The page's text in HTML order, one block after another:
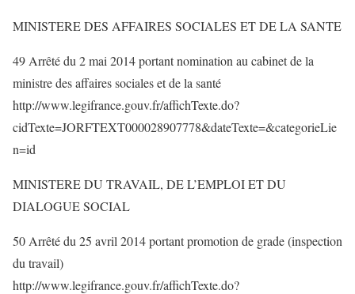
MINISTERE DES AFFAIRES SOCIALES ET DE LA SANTE
49 Arrêté du 2 mai 2014 portant nomination au cabinet de la
ministre des affaires sociales et de la santé
http://www.legifrance.gouv.fr/affichTexte.do?
cidTexte=JORFTEXT000028907778&dateTexte=&categorieLie
n=id
MINISTERE DU TRAVAIL, DE L’EMPLOI ET DU
DIALOGUE SOCIAL
50 Arrêté du 25 avril 2014 portant promotion de grade (inspection
du travail)
http://www.legifrance.gouv.fr/affichTexte.do?